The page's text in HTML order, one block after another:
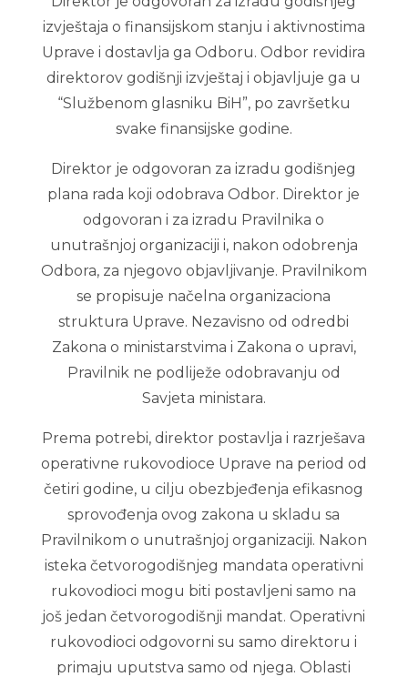
izvještaja o finansijskom stanju i aktivnostima
Uprave i dostavlja ga Odboru. Odbor revidira
direktorov godišnji izvještaj i objavljuje ga u
“Službenom glasniku BiH”, po završetku
svake finansijske godine.
Direktor je odgovoran za izradu godišnjeg
plana rada koji odobrava Odbor. Direktor je
odgovoran i za izradu Pravilnika o
unutrašnjoj organizaciji i, nakon odobrenja
Odbora, za njegovo objavljivanje. Pravilnikom
se propisuje načelna organizaciona
struktura Uprave. Nezavisno od odredbi
Zakona o ministarstvima i Zakona o upravi,
Pravilnik ne podliježe odobravanju od
Savjeta ministara.
Prema potrebi, direktor postavlja i razrješava
operativne rukovodioce Uprave na period od
četiri godine, u cilju obezbjeđenja efikasnog
sprovođenja ovog zakona u skladu sa
Pravilnikom o unutrašnjoj organizaciji. Nakon
isteka četvorogodišnjeg mandata operativni
rukovodioci mogu biti postavljeni samo na
još jedan četvorogodišnji mandat. Operativni
rukovodioci odgovorni su samo direktoru i
primaju uputstva samo od njega. Oblasti